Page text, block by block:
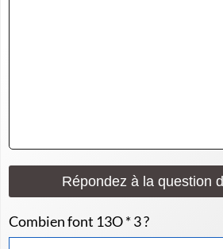
Répondez à la question
Combien font 13O * 3 ?